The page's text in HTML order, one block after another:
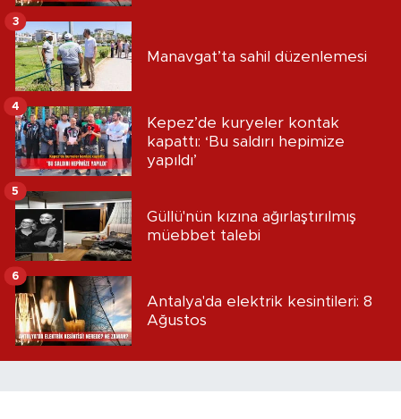
Manavgat’ta sahil düzenlemesi
3
Kepez’de kuryeler kontak
kapattı: ‘Bu saldırı hepimize
yapıldı’
4
Güllü'nün kızına ağırlaştırılmış
müebbet talebi
5
Antalya'da elektrik kesintileri: 8
Ağustos
6